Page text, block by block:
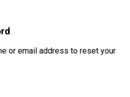
or email address to reset your